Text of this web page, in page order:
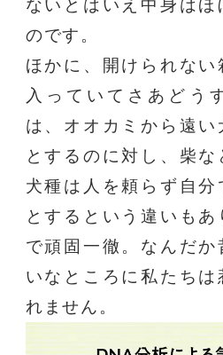
ないとはいえ中身はほ
のです。
ほかに、開けられな
入っていてさあどう
は、オオカミから遠い
とするのに対し、柴
犬種は人を頼らず自分
とするという違いも
で頑固一徹。なんだか
いなところに私たちは
れません。